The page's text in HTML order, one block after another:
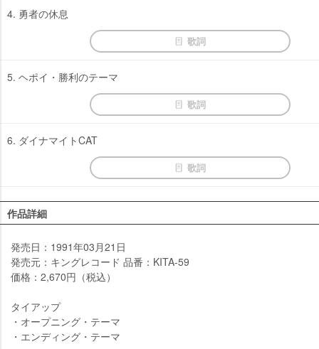
4. 勇者の休息
歌詞
5. ヘポイ・勝利のテーマ
歌詞
6. ダイナマイトCAT
歌詞
作品詳細
発売日：1991年03月21日
発売元：キングレコード 品番：KITA-59
価格：2,670円（税込）
タイアップ
・オープニング・テーマ
・エンディング・テーマ